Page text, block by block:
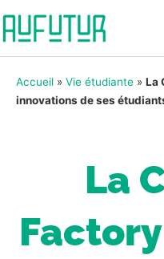
Accueil » Vie étudiante » La
innovations de ses
La